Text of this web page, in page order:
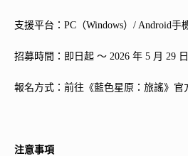
支援平台：PC（Windows）/ Android手
招募時間：即日起 ～ 2026 年 5 月 29
報名方式：前往《藍色星原：旅謠》官
注意事項